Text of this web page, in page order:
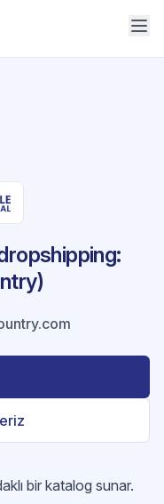
bir katalog sunar.